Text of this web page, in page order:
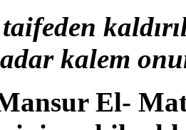
kalem
El-